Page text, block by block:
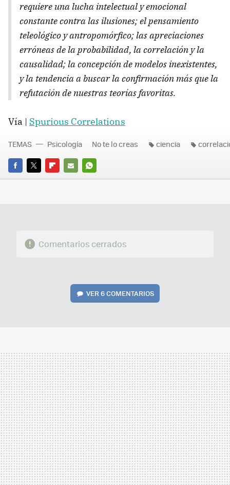
requiere una lucha intelectual y emocional
constante contra las ilusiones; el pensamiento
teleológico y antropomórfico; las apreciaciones
erróneas de la probabilidad, la correlación y la
causalidad; la concepción de modelos inexistentes,
y la tendencia a buscar la confirmación más que la
refutación de nuestras teorías favoritas.
Vía | Spurious Correlations
FACEBOOK
TWITTERFLIPBOARD
E-
WHATSAPP
TEMAS Psicología No te lo creas ciencia
Comentarios cerrados
VER6 COMENTARIOS